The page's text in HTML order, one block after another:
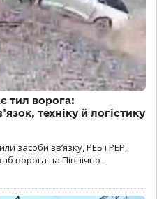
тил ворога:
техніку й логістику
засоби зв’язку, РЕБ і РЕР,
ворога на Північно-